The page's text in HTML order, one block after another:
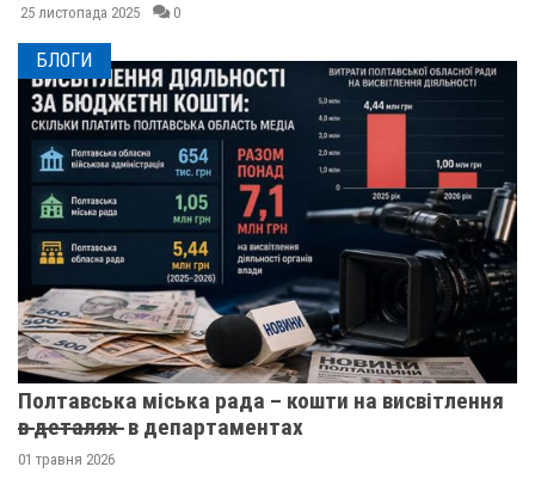
25 листопада 2025 0
БЛОГИ
Полтавська міська рада – кошти на висвітлення
в̶ ̶д̶е̶т̶а̶л̶я̶х̶ ̶ в департаментах
01 травня 2026